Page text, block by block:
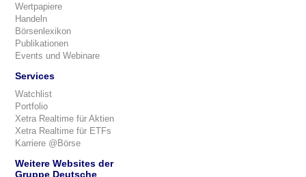
Wertpapiere
Handeln
Börsenlexikon
Publikationen
Events und Webinare
Services
Watchlist
Portfolio
Xetra Realtime für Aktien
Xetra Realtime für ETFs
Karriere @Börse
Weitere Websites der
Gruppe Deutsche